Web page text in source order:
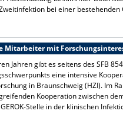
bei einer bestehenden
Mitarbeiter mit
Jahren gibt es seitens des SFB
eine intensive
in Braunschweig (HZI). Im
Kooperation zwischen
Stelle in der klinischen